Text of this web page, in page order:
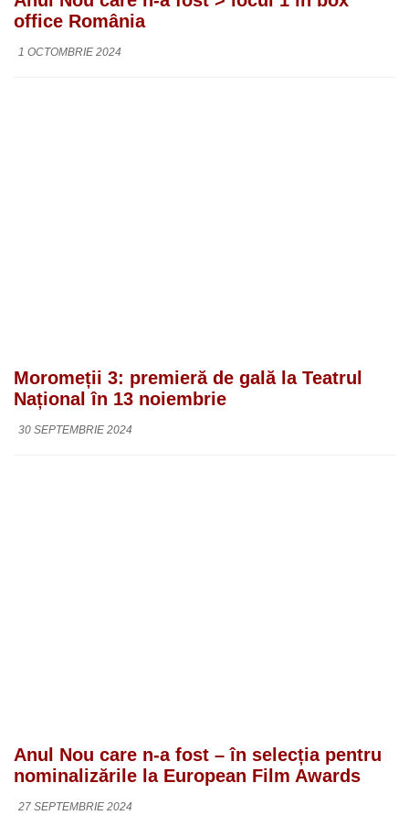
office România
1 OCTOMBRIE 2024
Moromeții 3: premieră de gală la Teatrul
Național în 13 noiembrie
30 SEPTEMBRIE 2024
Anul Nou care n-a fost – în selecția pentru
nominalizările la European Film Awards
27 SEPTEMBRIE 2024